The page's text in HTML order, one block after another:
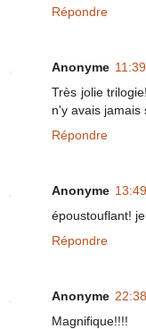
Répondre
Anonyme 11:39
Très jolie
n'y avais jamais
Répondre
Anonyme 13:49
époustouflant!
Répondre
Anonyme 22:38
Magnifique!!!!